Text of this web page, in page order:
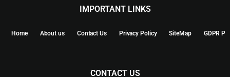
IMPORTANT LINKS
Home About us Contact Us Privacy Policy SiteMap GDPR
CONTACT US